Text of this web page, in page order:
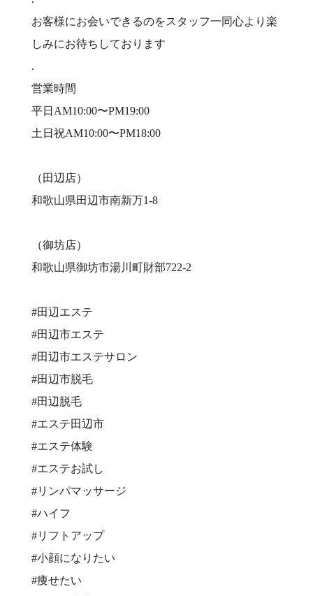
お客様にお会いできるのをスタッフ一同心より楽
しみにお待ちしております
.
営業時間
平日AM10:00〜PM19:00
土日祝AM10:00〜PM18:00
（田辺店）
和歌山県田辺市南新万1-8
（御坊店）
和歌山県御坊市湯川町財部722-2
#田辺エステ
#田辺市エステ
#田辺市エステサロン
#田辺市脱毛
#田辺脱毛
#エステ田辺市
#エステ体験
#エステお試し
#リンパマッサージ
#ハイフ
#リフトアップ
#小顔になりたい
#痩せたい